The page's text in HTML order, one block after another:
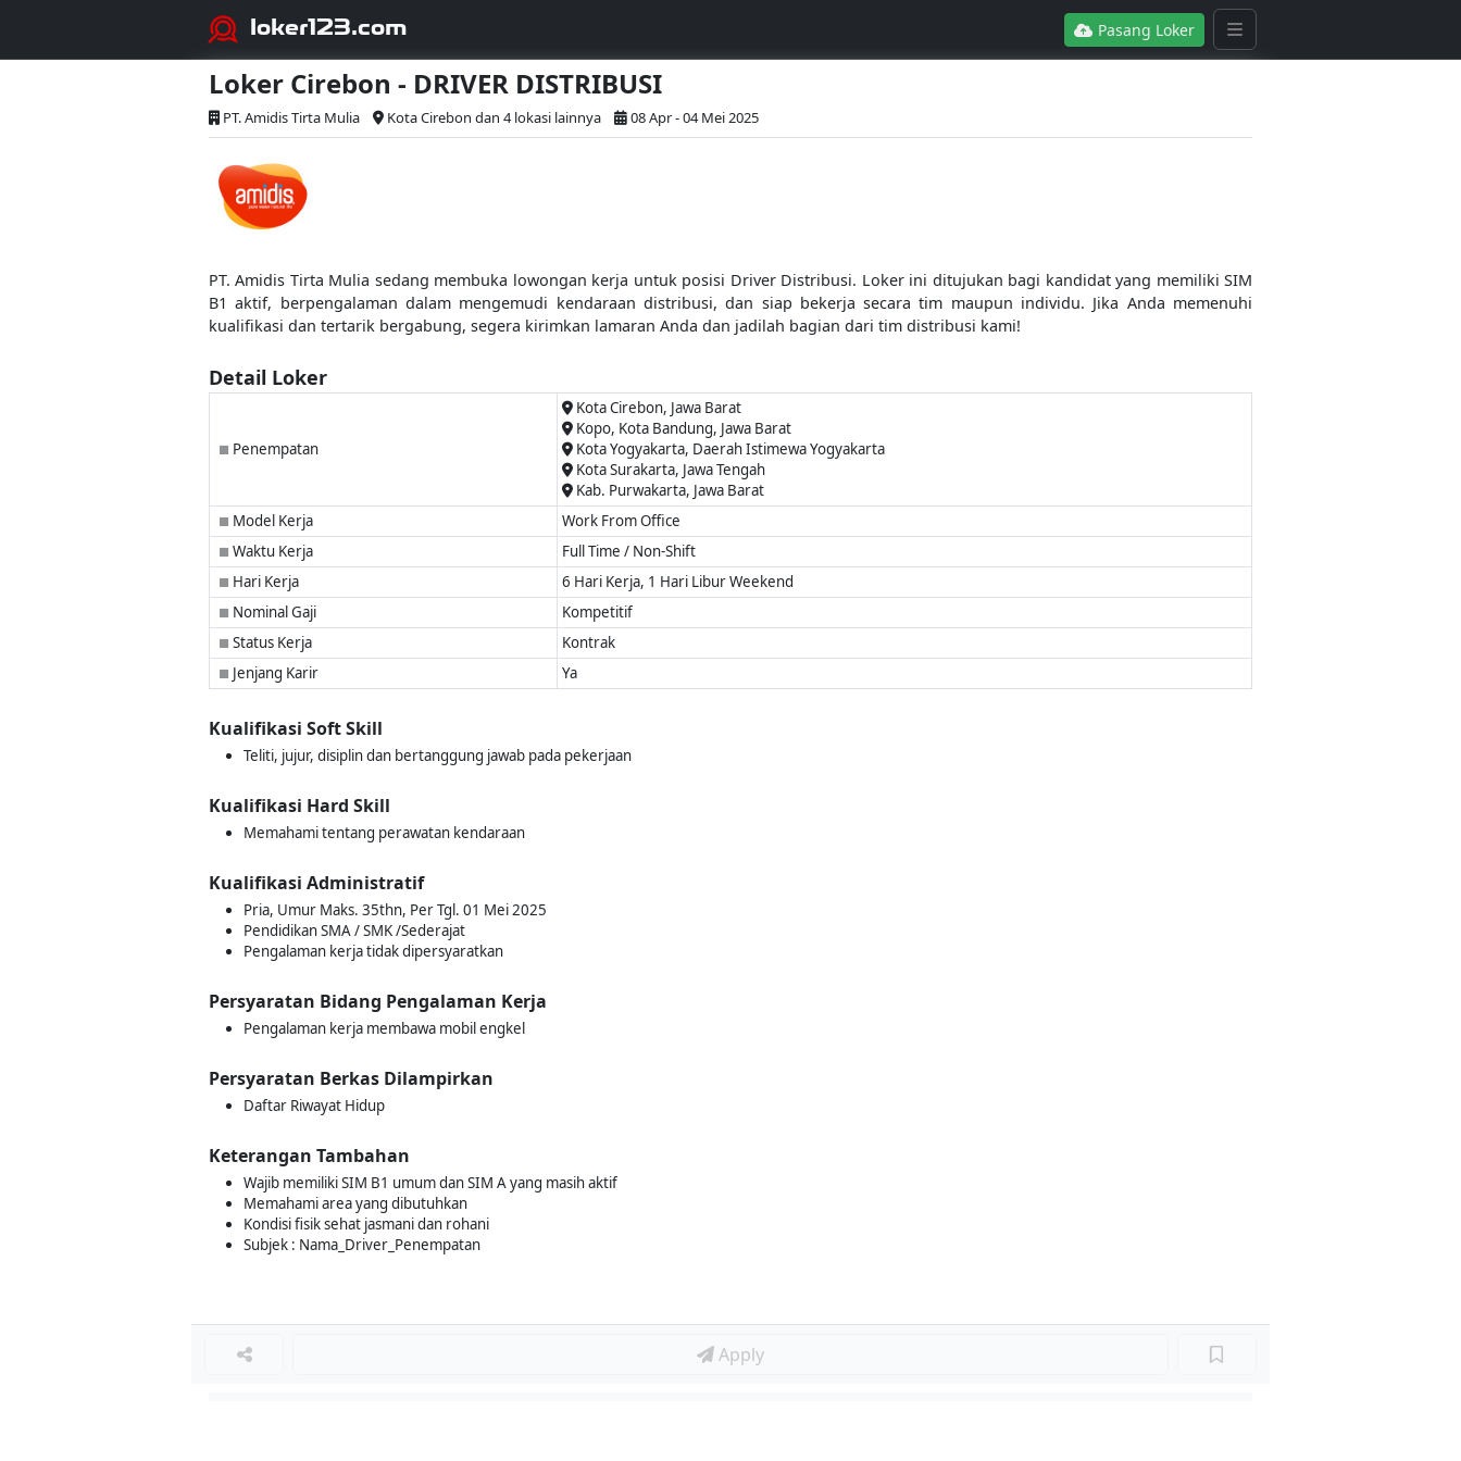
loker123.com Pasang Loker
Loker Cirebon - DRIVER DISTRIBUSI
PT. Amidis Tirta Mulia Kota Cirebon dan 4 lokasi lainnya 08 Apr - 04 Mei 2025
PT. Amidis Tirta Mulia sedang membuka lowongan kerja untuk posisi Driver Distribusi. Loker ini ditujukan bagi kandidat yang memiliki SIM
B1 aktif, berpengalaman dalam mengemudi kendaraan distribusi, dan siap bekerja secara tim maupun individu. Jika Anda memenuhi
kualifikasi dan tertarik bergabung, segera kirimkan lamaran Anda dan jadilah bagian dari tim distribusi kami!
Detail Loker
■ Penempatan
Kota Cirebon, Jawa Barat
Kopo, Kota Bandung, Jawa Barat
Kota Yogyakarta, Daerah Istimewa Yogyakarta
Kota Surakarta, Jawa Tengah
Kab. Purwakarta, Jawa Barat
■ Model Kerja Work From Office
■ Waktu Kerja Full Time / Non-Shift
■ Hari Kerja 6 Hari Kerja, 1 Hari Libur Weekend
■ Nominal Gaji Kompetitif
■ Status Kerja Kontrak
■ Jenjang Karir Ya
Kualifikasi Soft Skill
Teliti, jujur, disiplin dan bertanggung jawab pada pekerjaan
Kualifikasi Hard Skill
Memahami tentang perawatan kendaraan
Kualifikasi Administratif
Pria, Umur Maks. 35thn, Per Tgl. 01 Mei 2025
Pendidikan SMA / SMK /Sederajat
Pengalaman kerja tidak dipersyaratkan
Persyaratan Bidang Pengalaman Kerja
Pengalaman kerja membawa mobil engkel
Persyaratan Berkas Dilampirkan
Daftar Riwayat Hidup
Keterangan Tambahan
Wajib memiliki SIM B1 umum dan SIM A yang masih aktif
Memahami area yang dibutuhkan
Kondisi fisik sehat jasmani dan rohani
Subjek : Nama_Driver_Penempatan
Apply